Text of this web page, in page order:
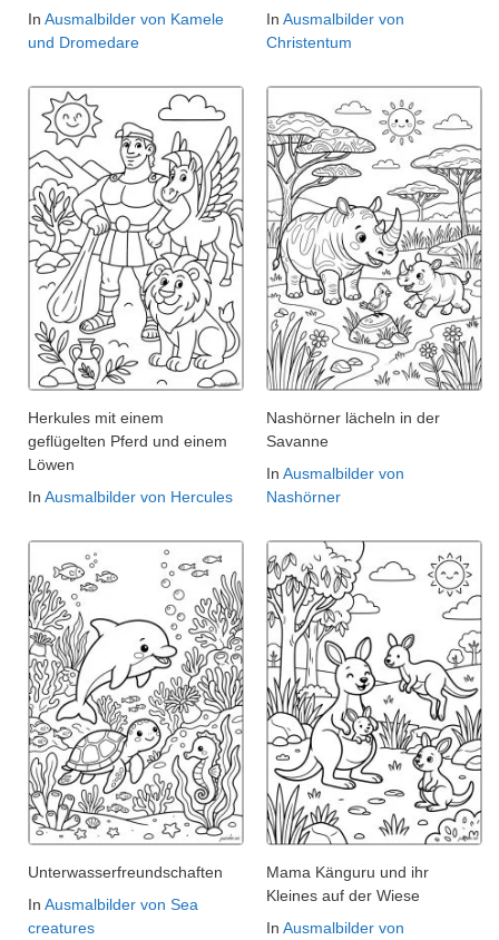
In Ausmalbilder von Kamele
und Dromedare
In Ausmalbilder von
Christentum
Herkules mit einem
geflügelten Pferd und einem
Löwen
In Ausmalbilder von Hercules
Nashörner lächeln in der
Savanne
In Ausmalbilder von
Nashörner
Unterwasserfreundschaften
In Ausmalbilder von Sea
creatures
Mama Känguru und ihr
Kleines auf der Wiese
In Ausmalbilder von